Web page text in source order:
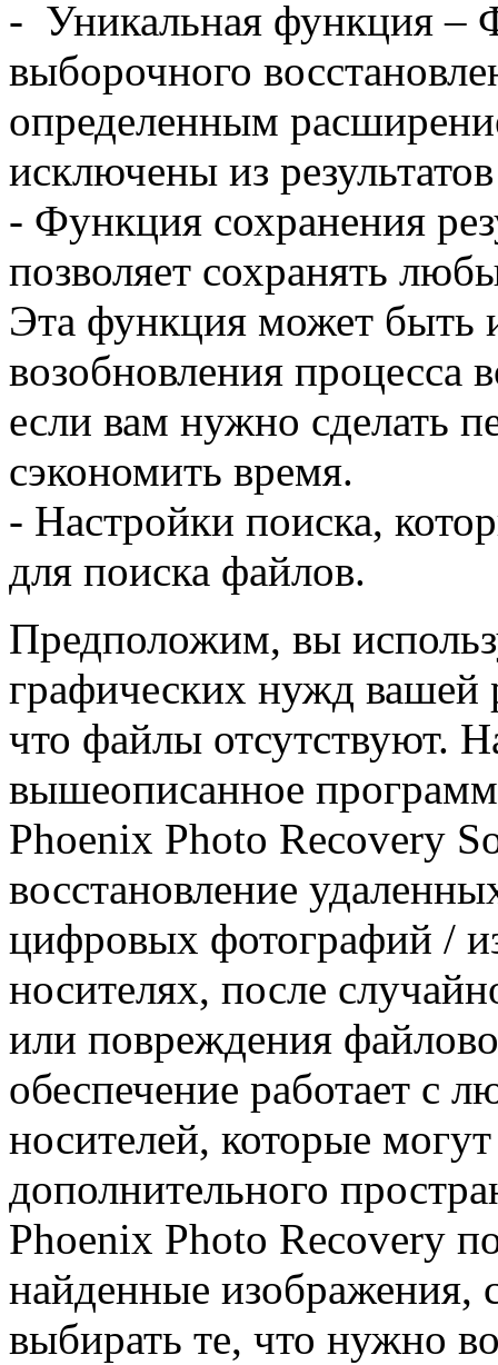
- Уникальная функция –
выборочного
определенным
исключены из
- Функция сохранения
позволяет сохранять
Эта функция может быть
возобновления процесса
если вам нужно сделать
сэкономить время.
- Настройки поиска,
для поиска файлов.
Предположим, вы
графических нужд вашей
что файлы отсутствуют.
вышеописанное
Phoenix Photo Recovery
восстановление
цифровых фотографий /
носителях, после
или повреждения
обеспечение работает с
носителей, которые
дополнительного
Phoenix Photo Recovery
найденные изображения,
выбирать те, что нужно